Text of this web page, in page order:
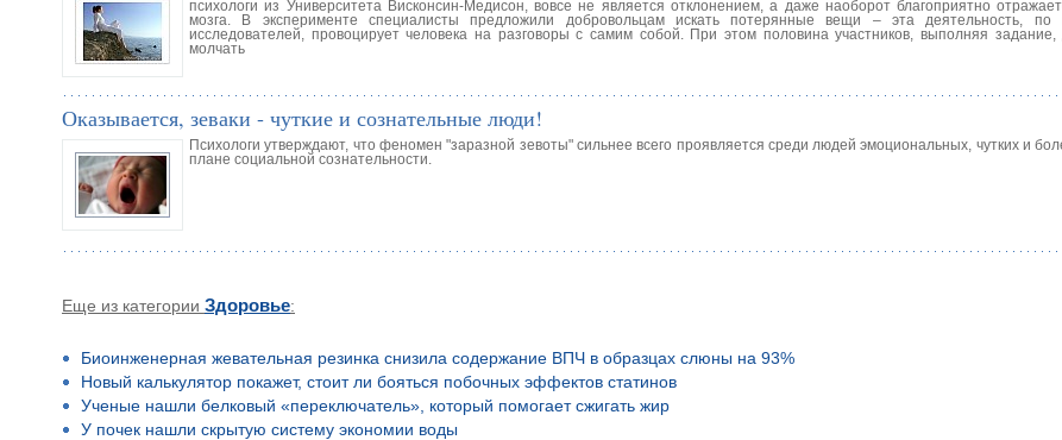
психологи из Университета Висконсин-Медисон, вовсе не является отклонением, а даже наоборот благоприятно
мозга. В эксперименте специалисты предложили добровольцам искать потерянные вещи – эта деятельность, по
исследователей, провоцирует человека на разговоры с самим собой. При этом половина участников, выполняя
молчать
Оказывается, зеваки - чуткие и сознательные люди!
Психологи утверждают, что феномен "заразной зевоты" сильнее всего проявляется среди людей эмоциональных, чутких и
плане социальной сознательности.
Еще из категории Здоровье:
Биоинженерная жевательная резинка снизила содержание ВПЧ в образцах слюны на 93%
Новый калькулятор покажет, стоит ли бояться побочных эффектов статинов
Ученые нашли белковый «переключатель», который помогает сжигать жир
У почек нашли скрытую систему экономии воды